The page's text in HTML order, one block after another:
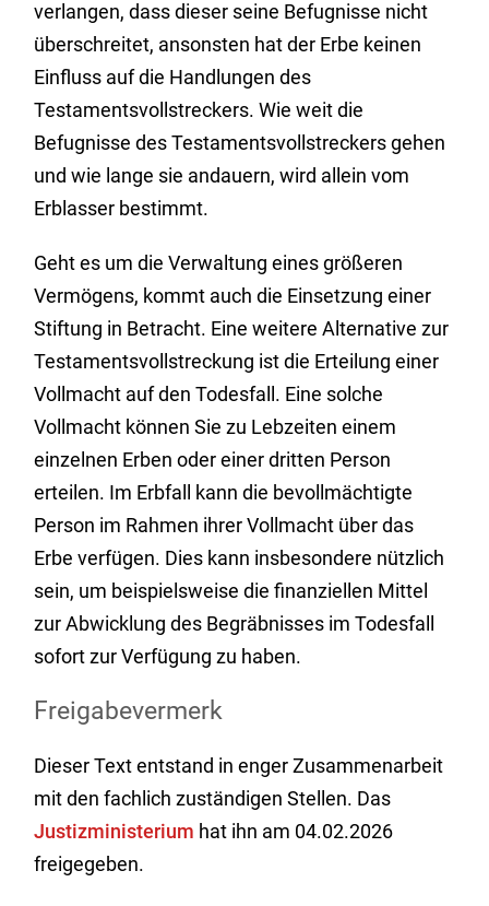
verlangen, dass dieser seine Befugnisse nicht
überschreitet, ansonsten hat der Erbe keinen
Einfluss auf die Handlungen des
Testamentsvollstreckers. Wie weit die
Befugnisse des Testamentsvollstreckers gehen
und wie lange sie andauern, wird allein vom
Erblasser bestimmt.
Geht es um die Verwaltung eines größeren
Vermögens, kommt auch die Einsetzung einer
Stiftung in Betracht. Eine weitere Alternative zur
Testamentsvollstreckung ist die Erteilung einer
Vollmacht auf den Todesfall. Eine solche
Vollmacht können Sie zu Lebzeiten einem
einzelnen Erben oder einer dritten Person
erteilen. Im Erbfall kann die bevollmächtigte
Person im Rahmen ihrer Vollmacht über das
Erbe verfügen. Dies kann insbesondere nützlich
sein, um beispielsweise die finanziellen Mittel
zur Abwicklung des Begräbnisses im Todesfall
sofort zur Verfügung zu haben.
Freigabevermerk
Dieser Text entstand in enger Zusammenarbeit
mit den fachlich zuständigen Stellen. Das
Justizministerium hat ihn am 04.02.2026
freigegeben.